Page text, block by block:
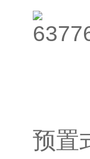
预置